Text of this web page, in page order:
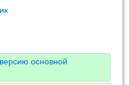
основной